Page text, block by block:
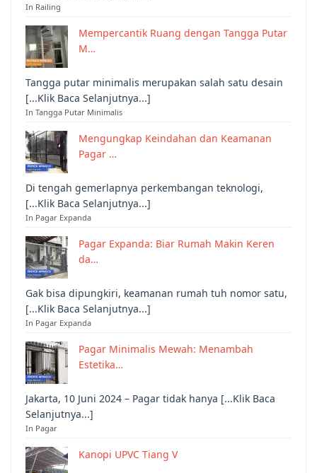
In Railing
Mempercantik Ruang dengan Tangga Putar
M…
Tangga putar minimalis merupakan salah satu desain
[...Klik Baca Selanjutnya...]
In Tangga Putar Minimalis
Mengungkap Keindahan dan Keamanan
Pagar …
Di tengah gemerlapnya perkembangan teknologi,
[...Klik Baca Selanjutnya...]
In Pagar Expanda
Pagar Expanda: Biar Rumah Makin Keren
da…
Gak bisa dipungkiri, keamanan rumah tuh nomor satu,
[...Klik Baca Selanjutnya...]
In Pagar Expanda
Pagar Minimalis Mewah: Menambah
Estetika…
Jakarta, 10 Juni 2024 – Pagar tidak hanya [...Klik Baca
Selanjutnya...]
In Pagar
Kanopi UPVC Tiang V